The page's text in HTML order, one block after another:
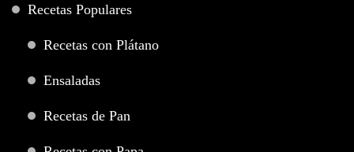
Recetas Populares
Recetas con Plátano
Ensaladas
Recetas de Pan